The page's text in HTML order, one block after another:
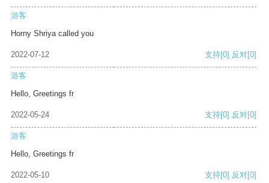
游客
Horny Shriya called you
2022-07-12 支持[0] 反对[0]
游客
Hello, Greetings fr
2022-05-24 支持[0] 反对[0]
游客
Hello, Greetings fr
2022-05-10 支持[0] 反对[0]